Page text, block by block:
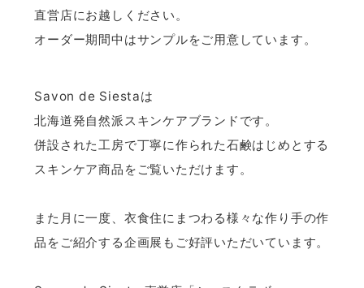
直営店にお越しください。
オーダー期間中はサンプルをご用意しています。
Savon de Siestaは
北海道発自然派スキンケアブランドです。
併設された工房で丁寧に作られた石鹸はじめとする
スキンケア商品をご覧いただけます。
また月に一度、衣食住にまつわる様々な作り手の作
品をご紹介する企画展もご好評いただいています。